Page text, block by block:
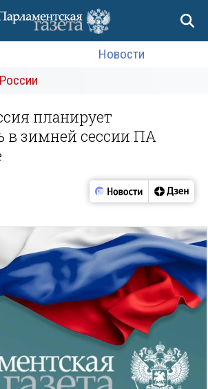
Новости
планирует
в зимней сессии ПА